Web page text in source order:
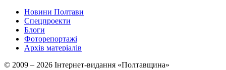
Новини Полтави
Спецпроекти
Блоги
Фоторепортажі
Архів матеріалів
© 2009 – 2026 Інтернет-видання «Полтавщина»